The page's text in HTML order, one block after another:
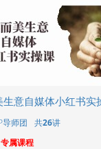
生意自媒体小红书实
导师团 共26讲
专属课程